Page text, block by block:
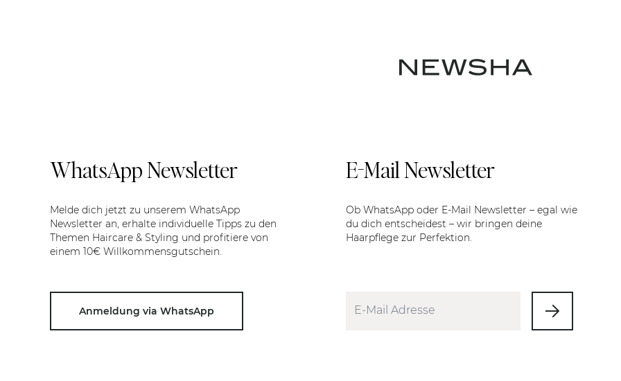
WhatsApp Newsletter
Melde dich jetzt zu unserem WhatsApp
Newsletter an, erhalte individuelle Tipps zu den
Themen Haircare & Styling und profitiere von
einem 10€ Willkommensgutschein.
Anmeldung via WhatsApp
E-Mail Newsletter
Ob WhatsApp oder E-Mail Newsletter – egal wie
du dich entscheidest – wir bringen deine
Haarpflege zur Perfektion.